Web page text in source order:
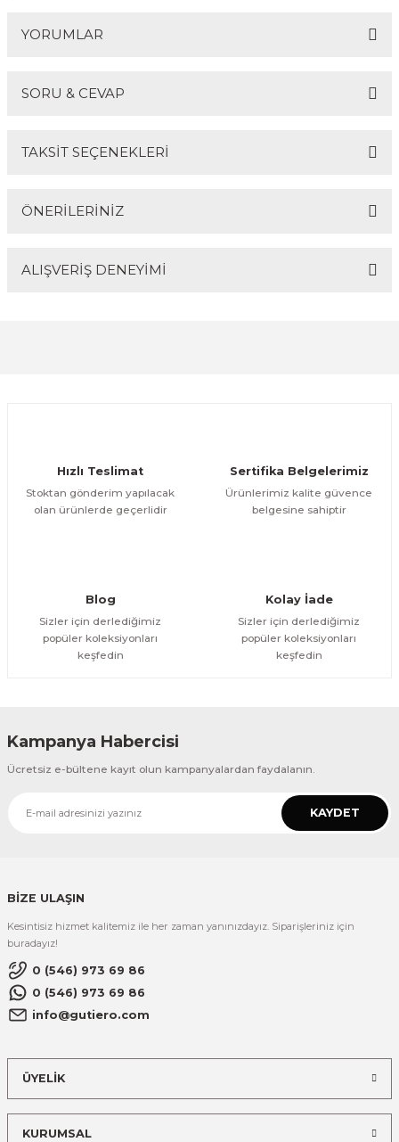
YORUMLAR
SORU & CEVAP
TAKSİT SEÇENEKLERİ
ÖNERİLERİNİZ
Bu ürünün fiyat bilgisi, resim, ürün açıklamalarında ve
Bu ürüne benzer farklı alternatifler olmalı.
ALIŞVERİŞ DENEYİMİ
Hızlı Teslimat
Stoktan gönderim yapılacak
olan ürünlerde geçerlidir
Sertifika Belgelerimiz
Ürünlerimiz kalite güvence
belgesine sahiptir
Blog
Sizler için derlediğimiz
popüler koleksiyonları
keşfedin
Kolay İade
Sizler için derlediğimiz
popüler koleksiyonları
keşfedin
Kampanya Habercisi
Ücretsiz e-bültene kayıt olun kampanyalardan faydalanın.
KAYDET
BİZE ULAŞIN
Kesintisiz hizmet kalitemiz ile her zaman yanınızdayız. Siparişleriniz için
buradayız!
0 (546) 973 69 86
0 (546) 973 69 86
info@gutiero.com
ÜYELİK
KURUMSAL